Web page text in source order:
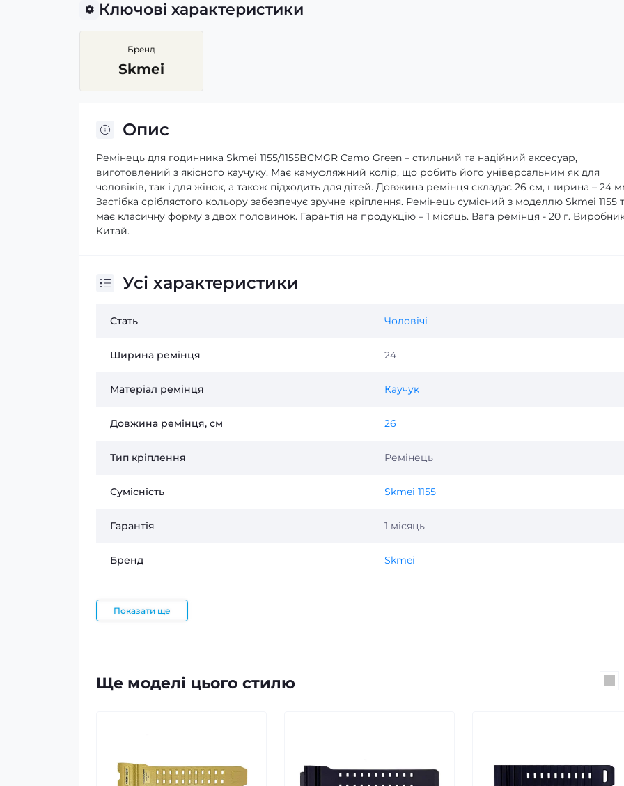
Ключові характеристики
Бренд
Skmei
Опис
Ремінець для годинника Skmei 1155/1155BCMGR Camo Green – стильний та надійний аксесуар,
виготовлений з якісного каучуку. Має камуфляжний колір, що робить його універсальним як для
чоловіків, так і для жінок, а також підходить для дітей. Довжина ремінця складає 26 см, ширина – 24
Застібка сріблястого кольору забезпечує зручне кріплення. Ремінець сумісний з моделлю Skmei 1155
має класичну форму з двох половинок. Гарантія на продукцію – 1 місяць. Вага ремінця - 20 г.
Китай.
Усі характеристики
Стать Чоловічі
Ширина ремінця 24
Матеріал ремінця Каучук
Довжина ремінця, см 26
Тип кріплення Ремінець
Сумісність Skmei 1155
Гарантія 1 місяць
Бренд Skmei
Показати ще
Ще моделі цього стилю